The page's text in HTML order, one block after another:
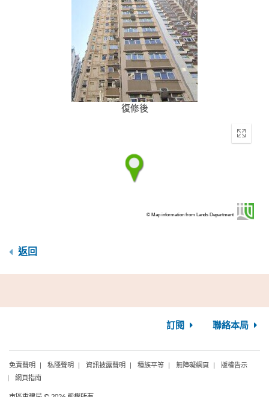
復修後
Enter
© Map information from Lands Department
返回
訂閱 聯絡本局
免責聲明 私隱聲明 資訊披露聲明 種族平等 無障礙網頁
版權告示
網頁指南